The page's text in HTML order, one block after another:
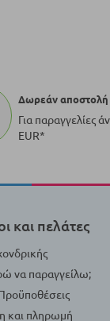
Δωρεάν αποστολή
Για παραγγελίες
EUR*
και πελάτες
να παραγγείλω;
και πληρωμή